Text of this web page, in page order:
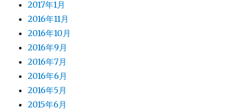
2017年1月
2016年11月
2016年10月
2016年9月
2016年7月
2016年6月
2016年5月
2015年6月